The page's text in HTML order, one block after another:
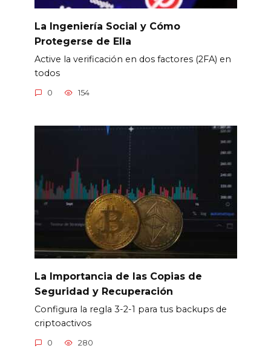
La Ingeniería Social y Cómo
Protegerse de Ella
Active la verificación en dos factores (2FA) en
todos
0 154
La Importancia de las Copias de
Seguridad y Recuperación
Configura la regla 3-2-1 para tus backups de
criptoactivos
0 280